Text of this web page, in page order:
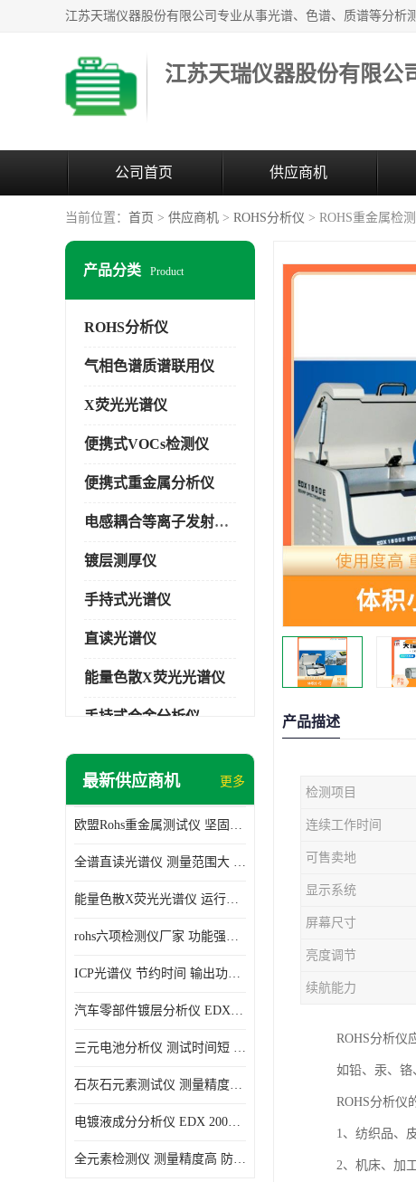
江苏天瑞仪器股份有限公
公司首页 供应商机
当前位置： 首页 > 供应商机 > ROHS分析仪 > ROHS重金属检
产品分类 Product
ROHS分析仪
气相色谱质谱联用仪
X荧光光谱仪
便携式VOCs检测仪
便携式重金属分析仪
电感耦合等离子发射光谱仪
镀层测厚仪
手持式光谱仪
直读光谱仪
能量色散X荧光光谱仪
手持式合金分析仪
手持式矿石分析仪
光电直读光谱仪
便携式水质重金属检测仪
最新供应商机 更多
欧盟Rohs重金属测试仪 坚固耐用 测试结果清晰显示
全谱直读光谱仪 测量范围大 抗干扰性能好
能量色散X荧光光谱仪 运行稳定性高 方便样品的测量
rohs六项检测仪厂家 功能强大 可直接分析
ICP光谱仪 节约时间 输出功率稳定
汽车零部件镀层分析仪 EDX600PLUS 自动谱线识别
三元电池分析仪 测试时间短 体积小 方便便携
石灰石元素测试仪 测量精度高 测量方便 快捷
电镀液成分分析仪 EDX 2000A 测量 穿透力强
全元素检测仪 测量精度高 防尘 防水性能好
产品描述
检测项目
连续工作时间
可售卖地
显示系统
屏幕尺寸
亮度调节
续航能力
ROHS分析仪
如铅、汞、铬
ROHS分析仪
1、纺织品、
2、机床、加